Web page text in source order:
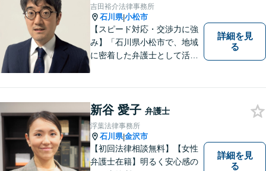
や、 離婚、相続、交通事故、
慰謝料などの問題解決をお手
伝いします
吉田裕介法律事務所
石川県|小松市
【スピード対応・交渉力に強
み】「石川県小松市で、地域
に密着した弁護士として活動
にお任せください【完全個室
／プライバシー配慮】
詳細を見
る
新谷 愛子 弁護士
浮葉法律事務所
石川県|金沢市
【初回法律相談無料】【女性
弁護士在籍】明るく安心感の
詳細を見
る